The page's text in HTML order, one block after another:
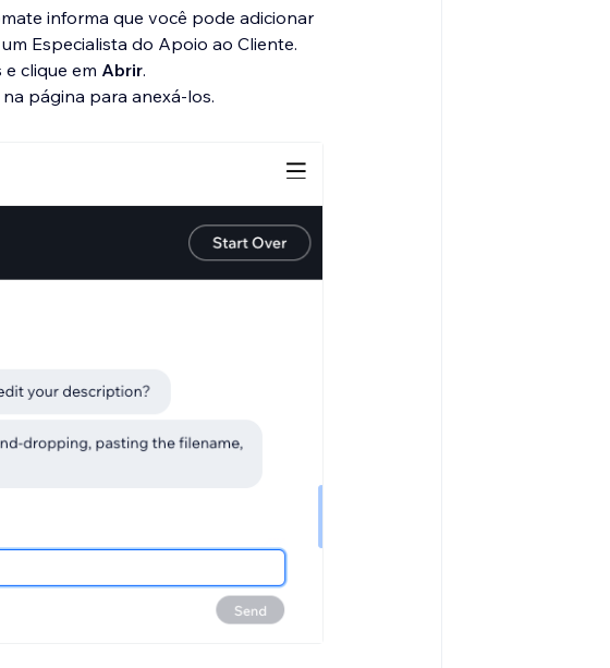
informa que você pode adicionar
Especialista do Apoio ao Cliente.
clique em Abrir.
página para anexá-los.